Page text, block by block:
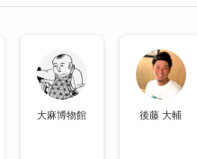
大麻博物館 後藤 大輔